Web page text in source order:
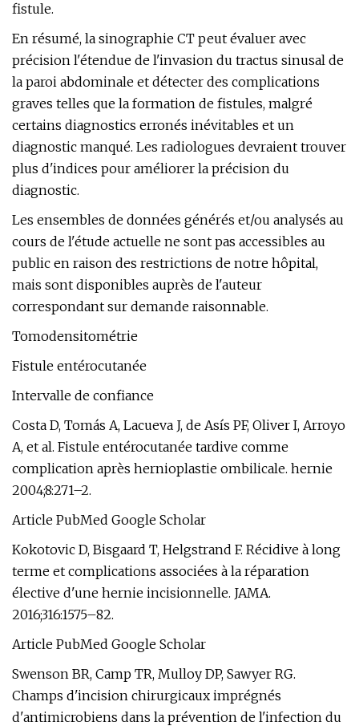
fistule.
En résumé, la sinographie CT peut évaluer avec
précision l'étendue de l'invasion du tractus sinusal de
la paroi abdominale et détecter des complications
graves telles que la formation de fistules, malgré
certains diagnostics erronés inévitables et un
diagnostic manqué. Les radiologues devraient trouver
plus d'indices pour améliorer la précision du
diagnostic.
Les ensembles de données générés et/ou analysés au
cours de l'étude actuelle ne sont pas accessibles au
public en raison des restrictions de notre hôpital,
mais sont disponibles auprès de l'auteur
correspondant sur demande raisonnable.
Tomodensitométrie
Fistule entérocutanée
Intervalle de confiance
Costa D, Tomás A, Lacueva J, de Asís PF, Oliver I, Arroyo
A, et al. Fistule entérocutanée tardive comme
complication après hernioplastie ombilicale. hernie
2004;8:271–2.
Article PubMed Google Scholar
Kokotovic D, Bisgaard T, Helgstrand F. Récidive à long
terme et complications associées à la réparation
élective d'une hernie incisionnelle. JAMA.
2016;316:1575–82.
Article PubMed Google Scholar
Swenson BR, Camp TR, Mulloy DP, Sawyer RG.
Champs d'incision chirurgicaux imprégnés
d'antimicrobiens dans la prévention de l'infection du